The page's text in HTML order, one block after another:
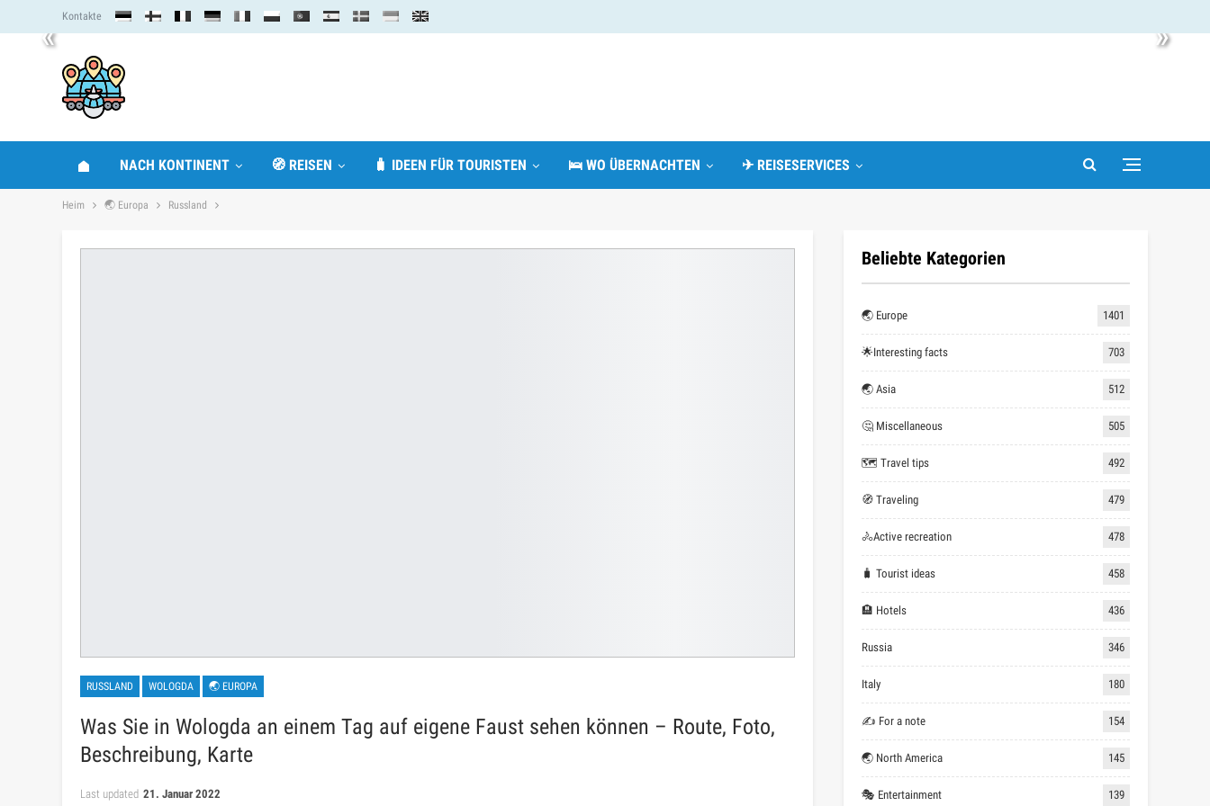
« »
Kontakte
NACH KONTINENT 🧭 REISEN 🧳 IDEEN FÜR TOURISTEN 🛌 WO ÜBERNACHTEN ✈ REISESERVICES
Heim 🌏 Europa Russland
RUSSLAND WOLOGDA 🌏 EUROPA
Was Sie in Wologda an einem Tag auf eigene Faust sehen können – Route, Foto,
Beschreibung, Karte
Last updated 21. Januar 2022
Beliebte Kategorien
🌏 Europe 1401
🌟Interesting facts 703
🌏 Asia 512
🤔 Miscellaneous 505
🗺 Travel tips 492
🧭 Traveling 479
🚴Active recreation 478
🧳 Tourist ideas 458
🏨 Hotels 436
Russia 346
Italy 180
✍ For a note 154
🌏 North America 145
🎭 Entertainment 139